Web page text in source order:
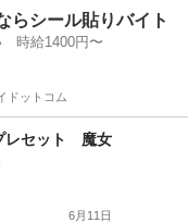
キッズ用品 スノーウェア
らシール貼りバイト
時給1400円〜
ドットコム
レセット 魔女
6月11日